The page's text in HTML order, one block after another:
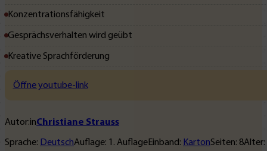
Konzentrationsfähigkeit
Gesprächsverhalten wird geübt
Kreative Sprachförderung
Öffne youtube-link
Autor:inChristiane Strauss
Sprache: DeutschAuflage: 1 . AuflageEinband: KartonSeiten: 8Alter: